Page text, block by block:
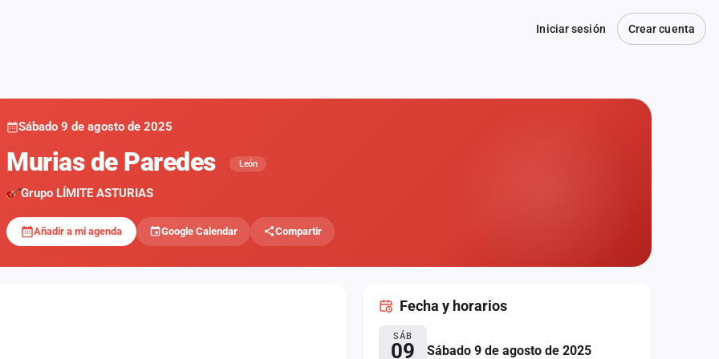
Iniciar sesión Crear cuenta
Sábado 9 de agosto de 2025
Murias de Paredes León
Grupo LÍMITE ASTURIAS
Añadir a mi agenda Google Calendar Compartir
Fecha y horarios
SÁB
09 Sábado 9 de agosto de 2025